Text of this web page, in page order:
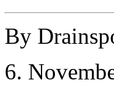
By
6.